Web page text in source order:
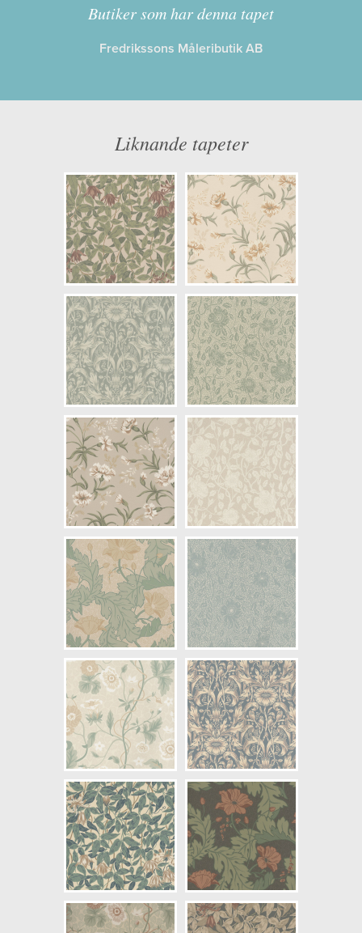
Kollektion:
Trädgården
Information
Längd x Bredd: 10,05 x 0,53
Artikelnummer: 832-38
NCS Bottenkulör: S3005-G80Y
Färg: Grön, Vitaktig, Beige
Mönster: Blommig
Struktur: Limtryck
Cirkapris: 1399,00 kr
(Kontakta din färghandlare för
exakt pris.)
Butiker som har denna tapet
Fredrikssons Måleributik AB
Liknande tapeter